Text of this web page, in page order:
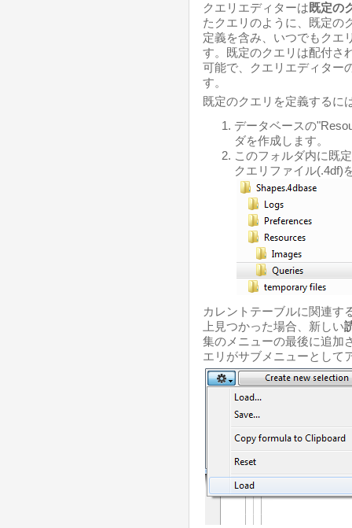
クエリエディターは既定の
たクエリのように、既定の
定義を含み、いつでもクエ
す。既定のクエリは配付さ
可能で、クエリエディター
す。
既定のクエリを定義するに
データベースの
ダを作成します。
このフォルダ内に既
クエリファイル(.4df)
カレントテーブルに関連す
上見つかった場合、新しい
集のメニューの最後に追加
エリがサブメニューとして